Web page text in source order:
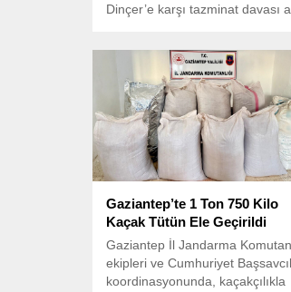
Dinçer’e karşı tazminat davası
hukuki süreç başlattığını
Gaziantep’te 1 Ton 750 Kilo
Kaçak Tütün Ele Geçirildi
Gaziantep İl Jandarma
ekipleri ve Cumhuriyet
koordinasyonunda, kaçakçılıkla